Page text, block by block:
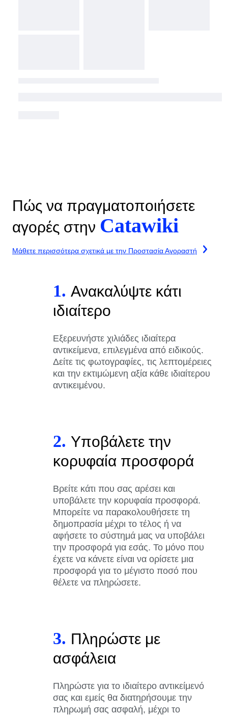
Πώς να πραγματοποιήσετε
αγορές στην Catawiki
Μάθετε περισσότερα σχετικά με την Προστασία Αγοραστή
1. Ανακαλύψτε κάτι
ιδιαίτερο
Εξερευνήστε χιλιάδες ιδιαίτερα
αντικείμενα, επιλεγμένα από ειδικούς.
Δείτε τις φωτογραφίες, τις λεπτομέρειες
και την εκτιμώμενη αξία κάθε ιδιαίτερου
αντικειμένου.
2. Υποβάλετε την
κορυφαία προσφορά
Βρείτε κάτι που σας αρέσει και
υποβάλετε την κορυφαία προσφορά.
Μπορείτε να παρακολουθήσετε τη
δημοπρασία μέχρι το τέλος ή να
αφήσετε το σύστημά μας να υποβάλει
την προσφορά για εσάς. Το μόνο που
έχετε να κάνετε είναι να ορίσετε μια
προσφορά για το μέγιστο ποσό που
θέλετε να πληρώσετε.
3. Πληρώστε με
ασφάλεια
Πληρώστε για το ιδιαίτερο αντικείμενό
σας και εμείς θα διατηρήσουμε την
πληρωμή σας ασφαλή, μέχρι το